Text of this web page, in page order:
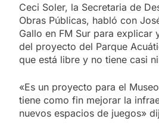
Ceci Soler, la Secretaria de
Obras Públicas, habló con
Gallo en FM Sur para explicar
del proyecto del Parque
que está libre y no tiene casi
«Es un proyecto para el
tiene como fin mejorar la
nuevos espacios de juegos»